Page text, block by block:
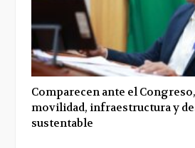
Comparecen ante el
movilidad, infraestructura y
sustentable